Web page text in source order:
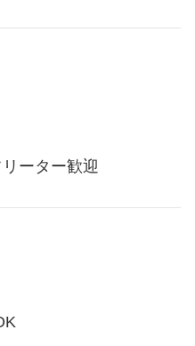
ーター歓迎